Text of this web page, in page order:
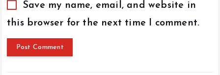
Save my name, email, and website in
this browser for the next time I comment.